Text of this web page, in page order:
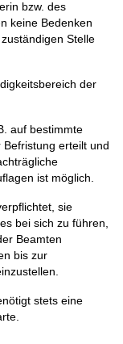
bzw. des
keine Bedenken
Stelle
der
auf bestimmte
erteilt und
ist möglich.
sie
bei sich zu führen,
Beamten
bis zur
stets eine